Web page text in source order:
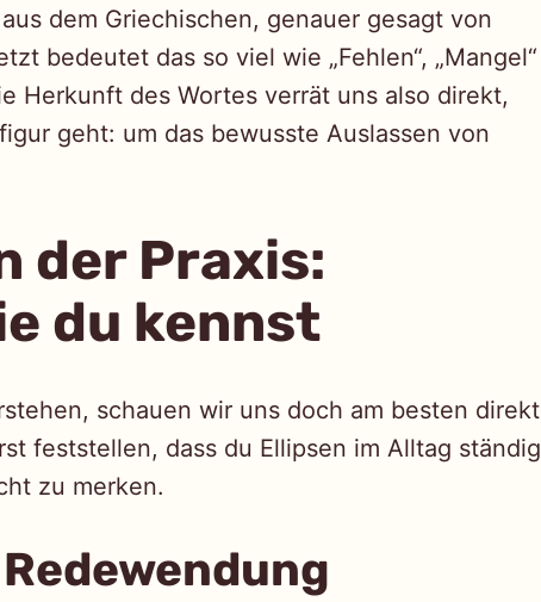
dem Griechischen, genauer gesagt von
bedeutet das so viel wie „Fehlen“, „Mangel“
Herkunft des Wortes verrät uns also direkt,
geht: um das bewusste Auslassen von
der Praxis:
du kennst
schauen wir uns doch am besten direkt
feststellen, dass du Ellipsen im Alltag ständig
zu merken.